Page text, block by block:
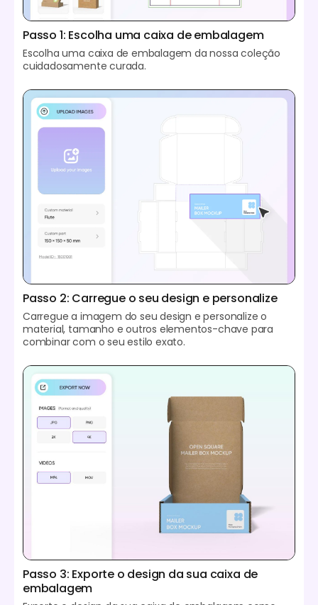
Passo 1: Escolha uma caixa de embalagem
Escolha uma caixa de embalagem da nossa coleção
cuidadosamente curada.
Passo 2: Carregue o seu design e personalize
Carregue a imagem do seu design e personalize o
material, tamanho e outros elementos-chave para
combinar com o seu estilo exato.
Passo 3: Exporte o design da sua caixa de
embalagem